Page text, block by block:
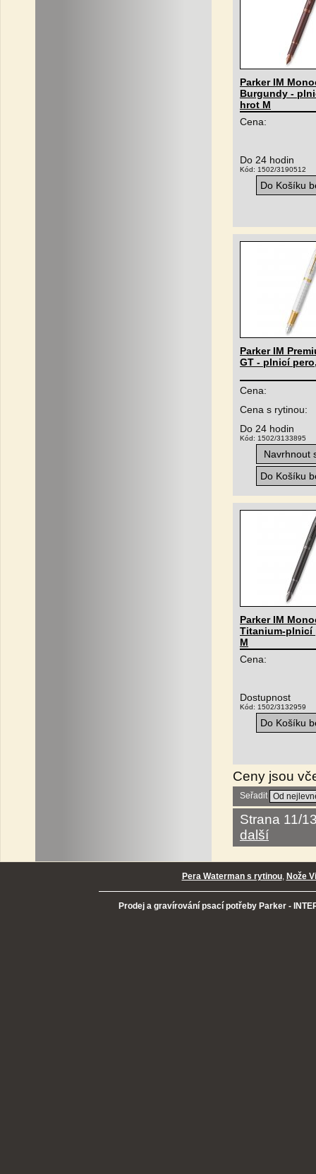
Parker IM
Burgundy -
hrot M
Cena:
Do 24 hodin
Kód: 1502/3190512
Do Košíku
Parker IM
GT - plnicí
Cena:
Cena s rytinou:
Do 24 hodin
Kód: 1502/3133895
Navrhnout
Do Košíku
Parker IM
Titanium-plnicí
M
Cena:
Dostupnost
Kód: 1502/3132959
Do Košíku
Ceny jsou
Seřadit
Strana 11/
další
Pera Waterman s rytinou, Nože
Prodej a gravírování psací potřeby Parker -